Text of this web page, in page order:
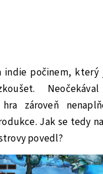
indie počinem,
zároveň
Jak se tedy
povedl?